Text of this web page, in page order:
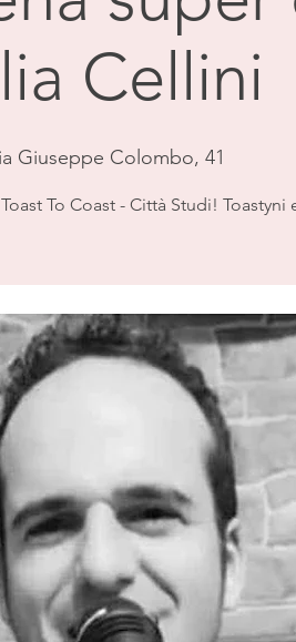
Cellini
Giuseppe Colombo, 41
To Coast - Città Studi! Toastyni